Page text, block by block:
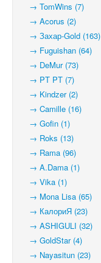
→ TomWins (7)
→ Acorus (2)
→ Захар-Gold (163)
→ Fuguishan (64)
→ DeMur (73)
→ PT PT (7)
→ Kindzer (2)
→ Camille (16)
→ Gofin (1)
→ Roks (13)
→ Rama (96)
→ A.Dama (1)
→ Vika (1)
→ Mona Lisa (65)
→ КалориЯ (23)
→ ASHIGULI (32)
→ GoldStar (4)
→ Nayasitun (23)